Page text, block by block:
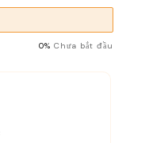
0% Chưa bắt đầu